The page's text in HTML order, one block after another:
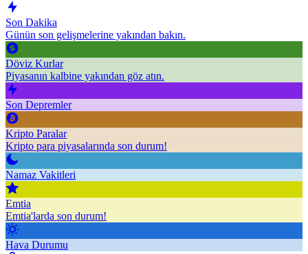
Son Dakika
Günün son gelişmelerine yakından bakın.
Döviz Kurlar
Piyasanın kalbine yakından göz atın.
Son Depremler
Kripto Paralar
Kripto para piyasalarında son durum!
Namaz Vakitleri
Emtia
Emtia'larda son durum!
Hava Durumu